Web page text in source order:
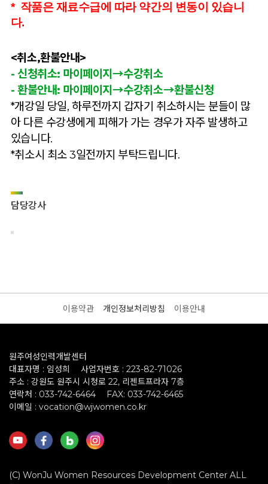
* 작품은 재료수급에 따라 약간의 변동이 있습니
다.
<취소,환불안내>
- 신청취소: 마이페이지→수강취소
- 환불안내: 마이페이지→수강취소→환불신청
*개강일 당일, 하루전까지 갑자기 취소하시는 분들이 많
아 다른 수강생에게 피해가 가는 경우가 자주 발생하고
있습니다.
*취소시 최소 3일전까지 부탁드립니다.
담당강사
이용약관 개인정보처리방침 이용안내
원주여성인력개발센터
대표자명 : 임성희
사업자번호 : 223-82-71026
주소 : 강원도 원주시 시청로 22, 리젠트프라자 7층
연락처 : 033-742-6464
FAX: 033-742-6465
이메일 : vocation@wjwomen.co.kr
(C) WonJu Women Resources Development Center ALL